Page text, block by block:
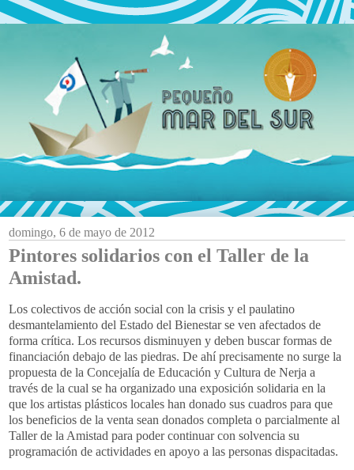
domingo, 6 de mayo de 2012
Pintores solidarios con el Taller de la
Amistad.
Los colectivos de acción social con la crisis y el paulatino
desmantelamiento del Estado del Bienestar se ven afectados de
forma crítica. Los recursos disminuyen y deben buscar formas de
financiación debajo de las piedras. De ahí precisamente no surge la
propuesta de la Concejalía de Educación y Cultura de Nerja a
través de la cual se ha organizado una exposición solidaria en la
que los artistas plásticos locales han donado sus cuadros para que
los beneficios de la venta sean donados completa o parcialmente al
Taller de la Amistad para poder continuar con solvencia su
programación de actividades en apoyo a las personas dispacitadas.